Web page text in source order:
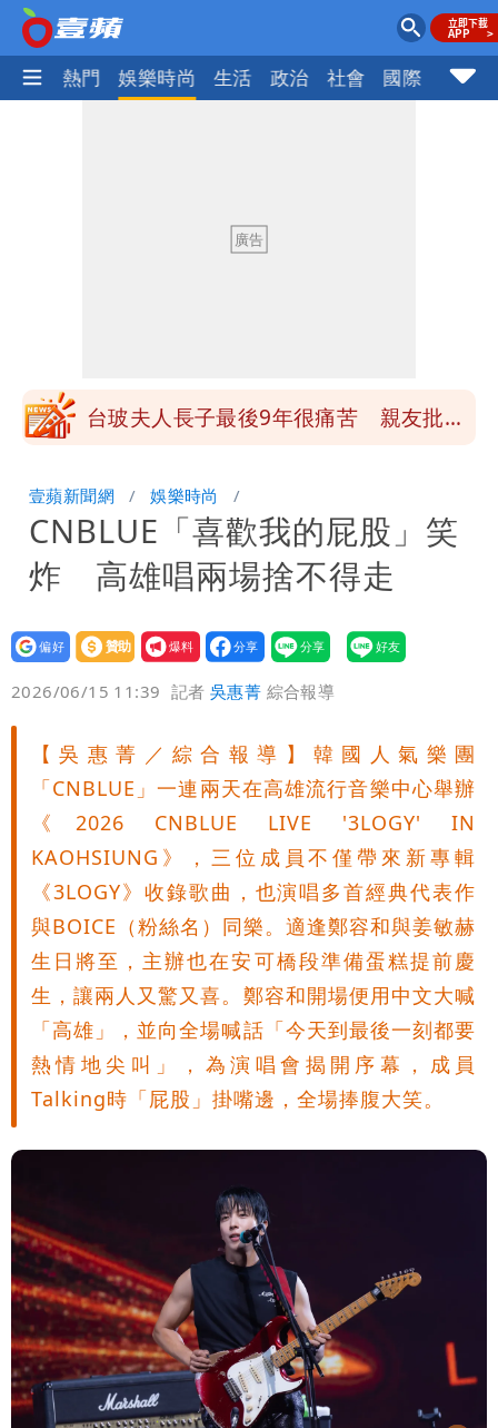
焦點 熱門 娛樂時尚 生活 政治 社會 國際 財經
噴：難道真在顧忌中國？
狗仔直擊｜郭書瑤隨興打扮要價破10
頭 辦公室全是「1聲音」
台玻夫人長子最後9年很痛苦 親友批徐
異 網笑：老師好像提油救火了
「民進黨有她裸照？」黃智賢回嗆：國民
黨墮落還不准人說
13子女擠10坪屋 媽傳返家：我很愛孩
子...請還我們平靜
氣象女神累了？白海豚報成「白沙屯」
本尊：懊惱到現在
大爆發！3颱風+1熱帶低壓 專家逐一分
析對台影響
陳時中選前夜「淋雨道歉」 王必勝認：
已知輸了…無奈又不平
長崎原爆典禮矮化台灣 傷害真正的朋
友！矢板明夫揭背後原因
「肥大叔」猝逝恐關品牌？團隊沉痛發
文 原訂直播將取消
3颱共舞！「颱風尾」掃中南部4縣市大
雨 本周天氣一圖秒懂
長崎「矮化」台灣引爆怒火！日本網友怒
噴：難道真在顧忌中國？
狗仔直擊｜郭書瑤隨興打扮要價破10
萬 素顏進擊新生活圈（壹蘋10點強
壹蘋新聞網 娛樂時尚
CNBLUE「喜歡我的屁股」笑
炸 高雄唱兩場捨不得走
設為
贊助
我要
爆料
2026/06/15 11:39 記者吳惠菁 綜合報導
【吳惠菁／綜合報導】韓國人氣樂團
「CNBLUE」一連兩天在高雄流行音樂中心舉辦
《2026 CNBLUE LIVE '3LOGY' IN
KAOHSIUNG》，三位成員不僅帶來新專輯
《3LOGY》收錄歌曲，也演唱多首經典代表作
與BOICE（粉絲名）同樂。適逢鄭容和與姜敏赫
生日將至，主辦也在安可橋段準備蛋糕提前慶
生，讓兩人又驚又喜。鄭容和開場便用中文大喊
「高雄」，並向全場喊話「今天到最後一刻都要
熱情地尖叫」，為演唱會揭開序幕，成員
Talking時「屁股」掛嘴邊，全場捧腹大笑。